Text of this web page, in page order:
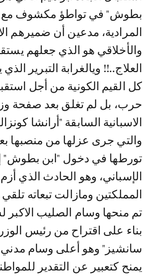
بطوش" في تواطؤ مكشوف مع
المرادية، مدعين أن ضميرهم
والأخلاقي هو الذي جعلهم
العلاج..!! ويالغرابة التبرير
كل القيم الكونية من أجل
حرب، بل لم تغلق بعد صفحة
الاسبانية السابقة "أرانشا
والتي جرى عزلها من منصبها
تورطها في دخول "ابن بطوش"
الإسباني، وهو الحادث الذي
المملكتين ومازالت تبعاته
تم منحها وسام الصليب الاكبر
بناء على اقتراح من رئيس
سانشيز" وهو أعلى وسام مدني
يمنح كتعبير عن التقدير